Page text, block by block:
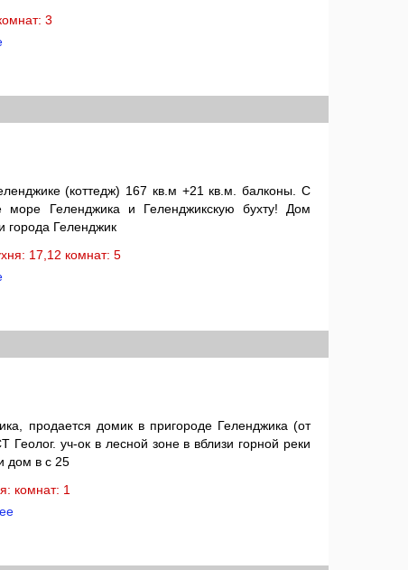
3
(коттедж) 167 кв.м +21 кв.м. балконы. С
море Геленджика и Геленджикскую бухту! Дом
города Геленджик
17,12 комнат: 5
продается домик в пригороде Геленджика (от
Геолог. уч-ок в лесной зоне в вблизи горной реки
дом в c 25
комнат: 1